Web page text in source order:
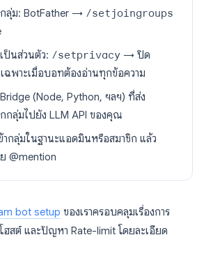
กลุ่ม: BotFather → /setjoingroups
ป็นส่วนตัว: /setprivacy → ปิด
ฉพาะเมื่อบอทต้องอ่านทุกข้อความ
(Node, Python, ฯลฯ) ที่ส่ง
กลุ่มไปยัง LLM API ของคุณ
ากลุ่มในฐานะแอดมินหรือสมาชิก แล้ว
@mention
bot setup ของเราครอบคลุมเรื่องการ
ฮสต์ และปัญหา Rate-limit โดยละเอียด